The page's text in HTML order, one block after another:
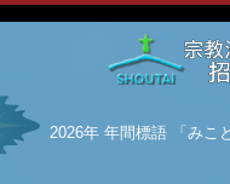
2026年 年間標語 「みこ